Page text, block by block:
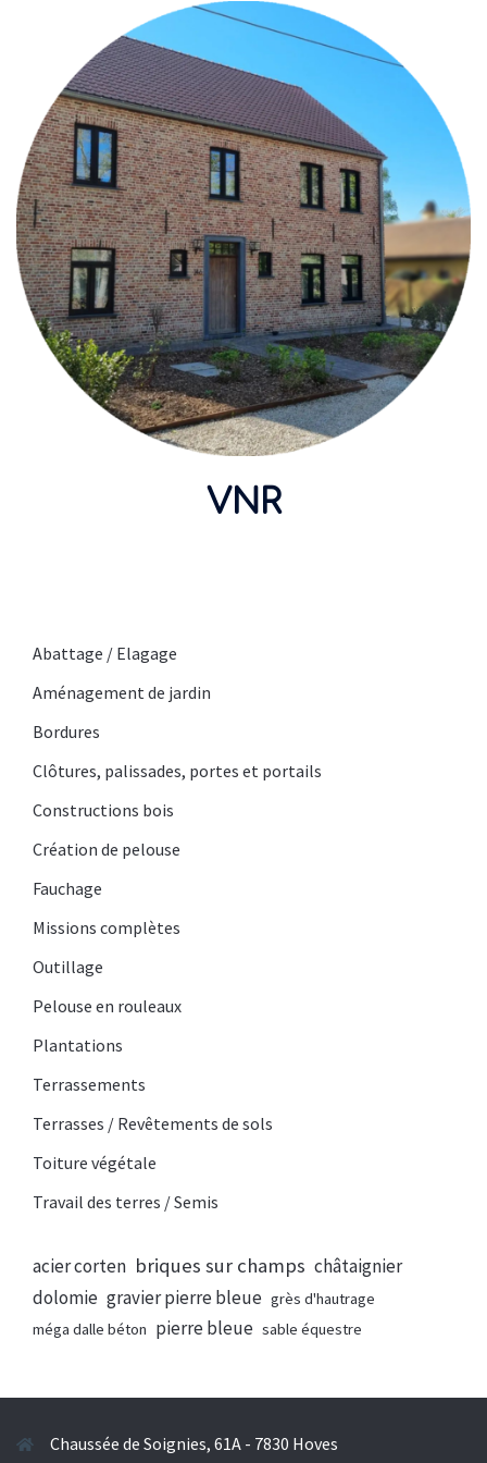
VNR
Abattage / Elagage
Aménagement de jardin
Bordures
Clôtures, palissades, portes et portails
Constructions bois
Création de pelouse
Fauchage
Missions complètes
Outillage
Pelouse en rouleaux
Plantations
Terrassements
Terrasses / Revêtements de sols
Toiture végétale
Travail des terres / Semis
acier corten briques sur champs châtaignier
dolomie gravier pierre bleue grès d'hautrage
méga dalle béton pierre bleue sable équestre
Chaussée de Soignies, 61A - 7830 Hoves